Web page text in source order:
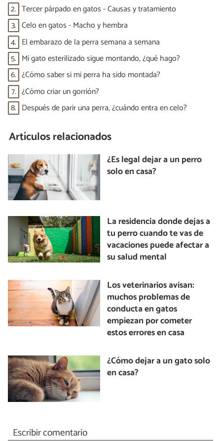
2. Tercer párpado en gatos - Causas y tratamiento
3. Celo en gatos - Macho y hembra
4. El embarazo de la perra semana a semana
5. Mi gato esterilizado sigue montando, ¿qué hago?
6. ¿Cómo saber si mi perra ha sido montada?
7. ¿Cómo criar un gorrión?
8. Después de parir una perra, ¿cuándo entra en celo?
Artículos relacionados
¿Es legal dejar a un perro
solo en casa?
La residencia donde dejas a
tu perro cuando te vas de
vacaciones puede afectar a
su salud mental
Los veterinarios avisan:
muchos problemas de
conducta en gatos
empiezan por cometer
estos errores en casa
¿Cómo dejar a un gato solo
en casa?
Escribir comentario